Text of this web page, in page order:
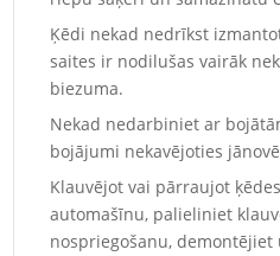
Ķēdi nekad nedrīkst
saites ir nodilušas vairāk
biezuma.
Nekad nedarbiniet ar
bojājumi nekavējoties
Klauvējot vai pārraujot
automašīnu, palieliniet
nospriegošanu,